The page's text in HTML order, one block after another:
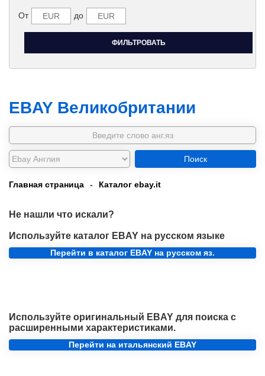
От до
EBAY Великобритании
Поиск
Главная страница - Каталог ebay.it
Не нашли что искали?
Используйте каталог EBAY на русском языке
Перейти в каталог EBAY на русском яз.
Используйте оригинальный EBAY для поиска с
расширенными характеристиками.
Перейти на итальянский EBAY